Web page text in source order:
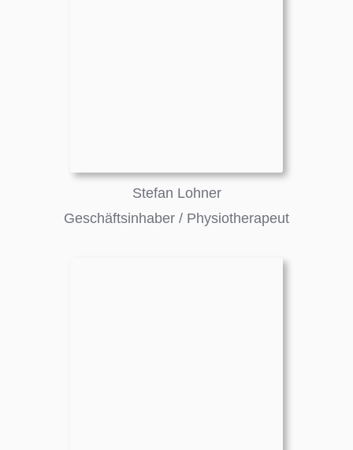
Stefan Lohner
Geschäftsinhaber / Physiotherapeut